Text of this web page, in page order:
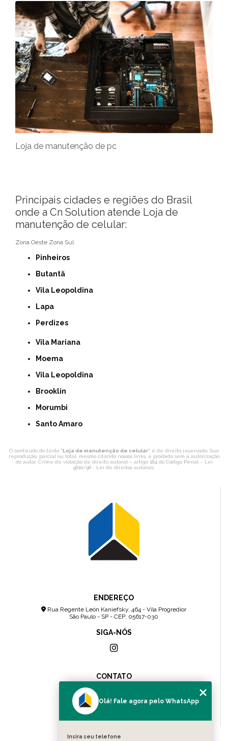
Loja de manutenção de pc
Principais cidades e regiões do Brasil
onde a Cn Solution atende Loja de
manutenção de celular:
Zona Oeste Zona Sul
Pinheiros
Butantã
Vila Leopoldina
Lapa
Perdizes
Vila Mariana
Moema
Vila Leopoldina
Brooklin
Morumbi
Santo Amaro
O conteúdo do texto "Loja de manutenção de celular" é de direito reservado. Sua
reprodução, parcial ou total, mesmo citando nossos links, é proibida sem a autorização
do autor. Crime de violação de direito autoral – artigo 184 do Código Penal – Lei
9610/98 - Lei de direitos autorais
ENDEREÇO
Rua Regente León Kaniefsky, 464 - Vila Progredior
São Paulo - SP - CEP: 05617-030
SIGA-NÓS
CONTATO
(11) 96083-0036
contato@cnsolution.com.br
MENU
Olá! Fale agora pelo WhatsApp
Insira seu telefone